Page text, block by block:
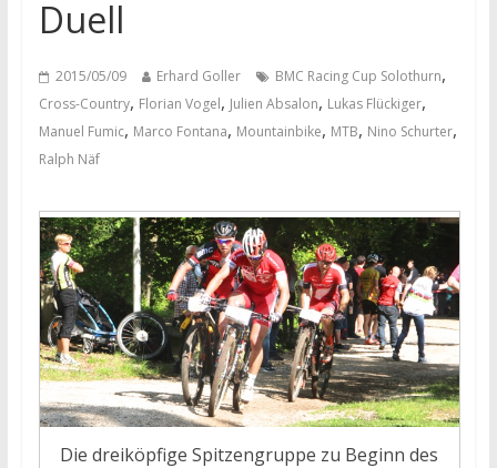
Duell
2015/05/09 Erhard Goller BMC Racing Cup Solothurn,
Cross-Country, Florian Vogel, Julien Absalon, Lukas Flückiger,
Manuel Fumic, Marco Fontana, Mountainbike, MTB, Nino Schurter,
Ralph Näf
Die dreiköpfige Spitzengruppe zu Beginn des